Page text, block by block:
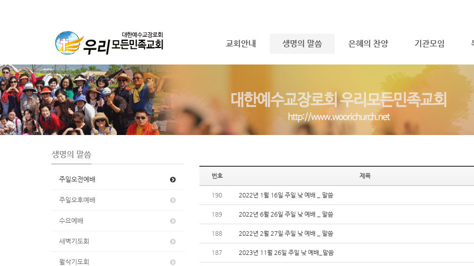
교회안내 생명의 말씀 은혜의 찬양 기관모임
S
u
b
P
r
o
m
생명의 말씀
주일오전예배
주일오후예배
수요예배
새벽기도회
월삭기도회
번호 제목
190 2022년 1월 16일 주일 낮 예배 _ 말씀
189 2022년 6월 26일 주일 낮 예배 _ 말씀
188 2022년 2월 27일 주일 낮 예배 _ 말씀
187 2023년 11월 26일 주일 낮 예배_말씀